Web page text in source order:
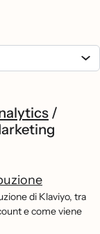
/
di Klaviyo, tra
e come viene